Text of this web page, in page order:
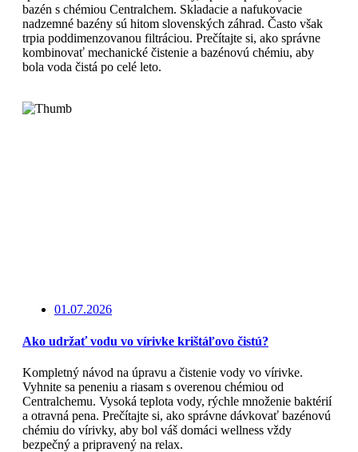
bazén s chémiou Centralchem. Skladacie a nafukovacie
nadzemné bazény sú hitom slovenských záhrad. Často však
trpia poddimenzovanou filtráciou. Prečítajte si, ako správne
kombinovať mechanické čistenie a bazénovú chémiu, aby
bola voda čistá po celé leto.
01.07.2026
Ako udržať vodu vo vírivke krištáľovo čistú?
Kompletný návod na úpravu a čistenie vody vo vírivke.
Vyhnite sa peneniu a riasam s overenou chémiou od
Centralchemu. Vysoká teplota vody, rýchle množenie baktérií
a otravná pena. Prečítajte si, ako správne dávkovať bazénovú
chémiu do vírivky, aby bol váš domáci wellness vždy
bezpečný a pripravený na relax.